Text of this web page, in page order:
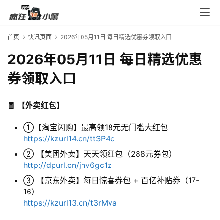
首页 快讯页面 2026年05月11日 每日精选优惠券领取入口
2026年05月11日 每日精选优惠
券领取入口
🧧 【外卖红包】
①【淘宝闪购】最高领18元无门槛大红包
https://kzurl14.cn/ttSP4c
② 【美团外卖】天天领红包（288元券包）
http://dpurl.cn/jhv6gc1z
③ 【京东外卖】每日惊喜券包 + 百亿补贴券（17-
16）
https://kzurl13.cn/t3rMva